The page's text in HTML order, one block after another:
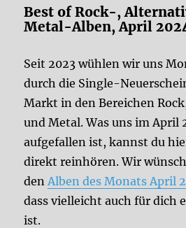
Best of Rock-,
Metal-Alben, April
Seit 2023 wühlen wir uns
durch die Single-
Markt in den Bereichen
und Metal. Was uns im April
aufgefallen ist, kannst du
direkt reinhören. Wir
denAlben des Monats April
dass vielleicht auch für dich
ist.